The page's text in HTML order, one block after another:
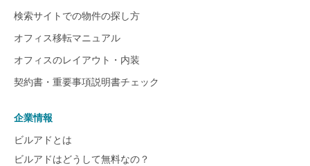
検索サイトでの物件の探し方
オフィス移転マニュアル
オフィスのレイアウト・内装
契約書・重要事項説明書チェック
企業情報
ビルアドとは
ビルアドはどうして無料なの？